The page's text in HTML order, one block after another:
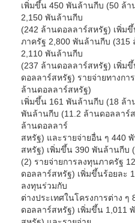
เพิ่มขึ้น 450 พันล้านกีบ (50 ล้า
2,150 พันล้านกีบ
(242 ล้านดอลลาร์สหรัฐ) เพิ่ม
ภาครัฐ 2,800 พันล้านกีบ (315
2,110 พันล้านกีบ
(237 ล้านดอลลาร์สหรัฐ) เพิ่ม
ดอลลาร์สหรัฐ) รายจ่ายทางกา
ล้านดอลลาร์สหรัฐ)
เพิ่มขึ้น 161 พันล้านกีบ (18 ล้า
พันล้านกีบ (11.2 ล้านดอลลาร์
ล้านดอลลาร์
สหรัฐ) และรายจ่ายอื่น ๆ 440
สหรัฐ) เพิ่มขึ้น 390 พันล้านกีบ
(2) รายจ่ายการลงทุนภาครัฐ
ดอลลาร์สหรัฐ) เพิ่มขึ้นร้อยละ
ลงทุนร่วมกับ
ต่างประเทศในโครงการต่าง
ดอลลาร์สหรัฐ) เพิ่มขึ้น 1,011